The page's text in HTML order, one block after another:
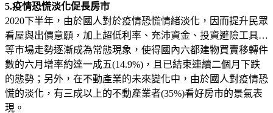
5.疫情恐慌淡化促長房市
2020下半年，由於國人對於疫情恐慌情緒淡化，因而提升民眾
看屋與出價意願，加上超低利率、充沛資金、投資避險工具…
等市場走勢逐漸成為常態現象，使得國內六都建物買賣移轉件
數的六月增率約達一成五(14.9%)，且已結束連續二個月下跌
的態勢；另外，在不動產業的未來變化中，由於國人對疫情恐
慌的淡化，有三成以上的不動產業者(35%)看好房市的景氣表
現。